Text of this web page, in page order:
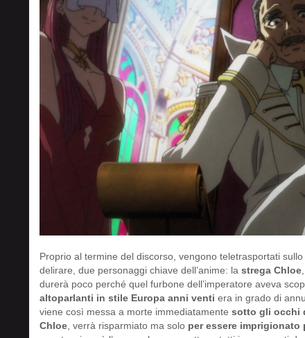
Proprio al termine del discorso, vengono teletrasportati
delirare, due personaggi chiave dell’anime: la strega Chloe
durerà poco perché quel furbone dell’imperatore aveva
altoparlanti in stile Europa anni venti era in grado di
viene così messa a morte immediatamente sotto gli occhi
Chloe , verrà risparmiato ma solo per essere imprigionato